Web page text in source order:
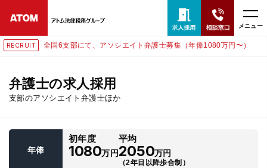
メニュー
RECRUIT 全国6支部にて、アソシエイト弁護士募集（年俸1080万円〜）
弁護士の求人採用
支部のアソシエイト弁護士ほか
年俸
初年度
1080万円
平均
2050万円
（2年目以降歩合制）
24時間365日全国対応
無料相談窓口はこちら